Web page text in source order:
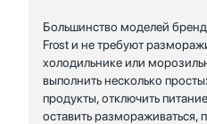
Большинство моделей
Frost и не требуют
холодильнике или
выполнить несколько
продукты, отключить
оставить размораживаться,